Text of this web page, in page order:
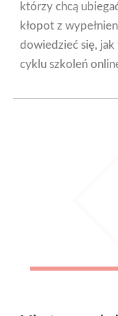
którzy chcą
kłopot z
dowiedzieć się,
cyklu szkoleń